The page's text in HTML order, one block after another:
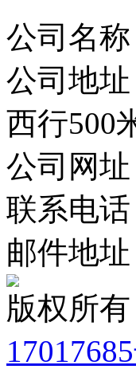
公司名
公司地
西行500
公司网址
联系电话
邮件地
版权所